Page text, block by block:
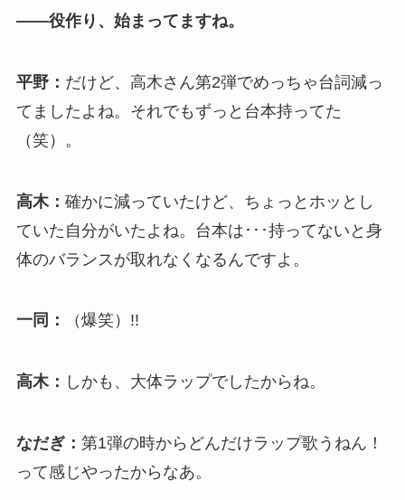
――役作り、始まってますね。
平野： だけど、高木さん第2弾でめっちゃ台詞減っ
てましたよね。それでもずっと台本持ってた
（笑）。
高木： 確かに減っていたけど、ちょっとホッとし
ていた自分がいたよね。台本は･･･持ってないと身
体のバランスが取れなくなるんですよ。
一同： （爆笑）!!
高木： しかも、大体ラップでしたからね。
なだぎ： 第1弾の時からどんだけラップ歌うねん！
って感じやったからなあ。